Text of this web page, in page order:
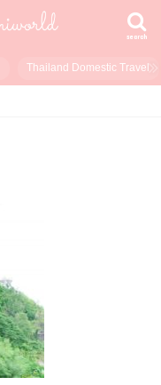
search
Thailand Domestic Travel